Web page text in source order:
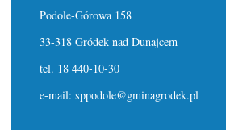
Podole-Górowa 158
33-318 Gródek nad Dunajcem
tel. 18 440-10-30
e-mail: sppodole@gminagrodek.pl